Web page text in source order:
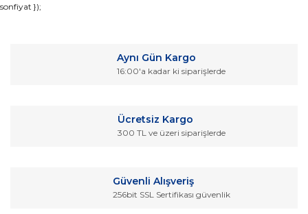
Yorum Yaz
konularda yetersiz gördüğünüz noktaları öneri formunu
Ürün resmi kalitesiz, bozuk veya görüntülenemiyor.
Ürün fiyatı diğer sitelerden daha pahalı.
sonfiyat });
Aynı Gün Kargo
16:00'a kadar ki siparişlerde
Ücretsiz Kargo
300 TL ve üzeri siparişlerde
Güvenli Alışveriş
256bit SSL Sertifikası güvenlik